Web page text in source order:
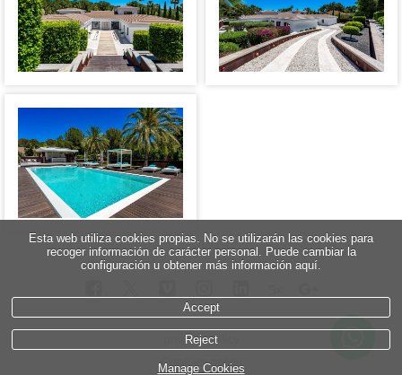
privacy policy
Cookies policy
Esta web utiliza cookies propias. No se utilizarán las cookies para
recoger información de carácter personal. Puede cambiar la
configuración u obtener más información aquí.
Accept
Reject
Manage Cookies